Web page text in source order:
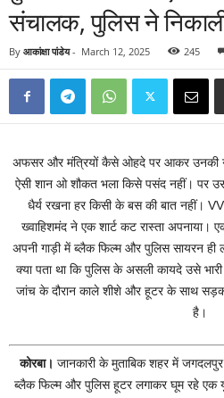
संचालक, पुलिस ने
By आकांक्षा पांडेय- March 12, 2025 245
अफसर और मंत्रियों कैसे ओहदे पर आकर उनकी
ऐसी शान ओ शौकत भला किसे पसंद नहीं। पर
धैर्य रखना हर किसी के बस की बात नहीं।
ख्वाहिशमंद ने एक शार्ट कट रास्ता
अपनी गाड़ी में ब्लैक फिल्म और पुलिस सायरन
क्या पता था कि पुलिस के असली कायदे उसे
जांच के दौरान काले शीशे और हूटर के साथ
है।
कोरबा। जानकारी के मुताबिक शहर में
ब्लैक फिल्म और पुलिस हूटर लगाकर घूम रहे एक